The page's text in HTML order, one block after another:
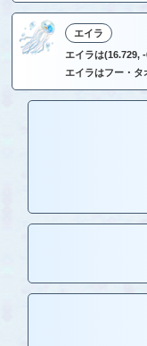
エイラ
エイラは(16.729,
エイラはフー・タ